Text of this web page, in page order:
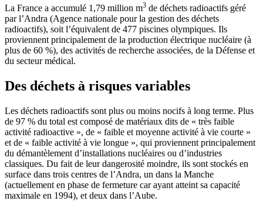
La France a accumulé 1,79 million m3 de déchets radioactifs géré
par l’Andra (Agence nationale pour la gestion des déchets
radioactifs), soit l’équivalent de 477 piscines olympiques. Ils
proviennent principalement de la production électrique nucléaire (à
plus de 60 %), des activités de recherche associées, de la Défense et
du secteur médical.
Des déchets à risques variables
Les déchets radioactifs sont plus ou moins nocifs à long terme. Plus
de 97 % du total est composé de matériaux dits de « très faible
activité radioactive », de « faible et moyenne activité à vie courte »
et de « faible activité à vie longue », qui proviennent principalement
du démantèlement d’installations nucléaires ou d’industries
classiques. Du fait de leur dangerosité moindre, ils sont stockés en
surface dans trois centres de l’Andra, un dans la Manche
(actuellement en phase de fermeture car ayant atteint sa capacité
maximale en 1994), et deux dans l’Aube.